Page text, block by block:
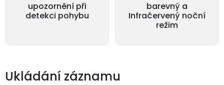
upozornění při
detekci pohybu
barevný a
Infračervený noční
režim
Ukládání záznamu